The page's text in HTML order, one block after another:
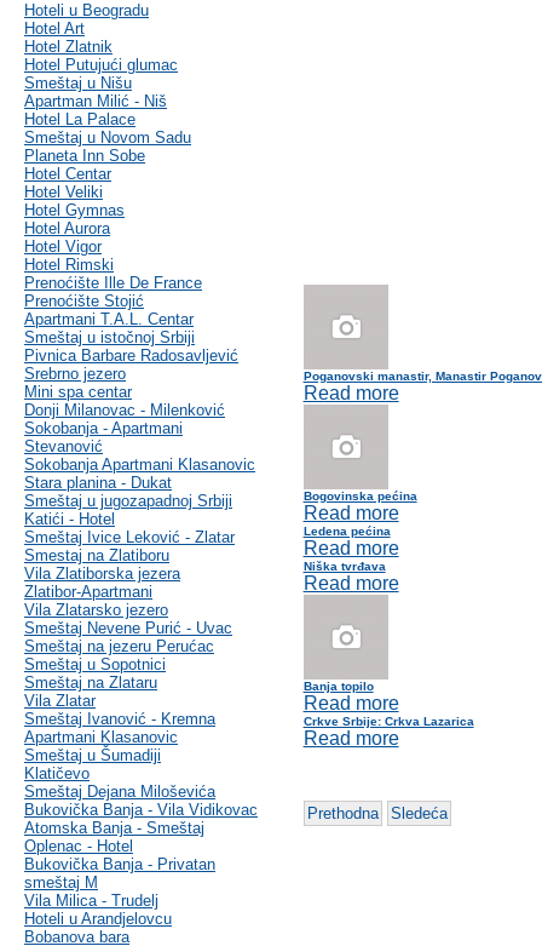
Hoteli u Beogradu
Hotel Art
Hotel Zlatnik
Hotel Putujući glumac
Smeštaj u Nišu
Apartman Milić - Niš
Hotel La Palace
Smeštaj u Novom Sadu
Planeta Inn Sobe
Hotel Centar
Hotel Veliki
Hotel Gymnas
Hotel Aurora
Hotel Vigor
Hotel Rimski
Prenoćište Ille De France
Prenoćište Stojić
Apartmani T.A.L. Centar
Smeštaj u istočnoj Srbiji
Pivnica Barbare Radosavljević
Srebrno jezero
Mini spa centar
Donji Milanovac - Milenković
Sokobanja - Apartmani
Stevanović
Sokobanja Apartmani Klasanovic
Stara planina - Dukat
Smeštaj u jugozapadnoj Srbiji
Katići - Hotel
Smeštaj Ivice Leković - Zlatar
Smestaj na Zlatiboru
Vila Zlatiborska jezera
Zlatibor-Apartmani
Vila Zlatarsko jezero
Smeštaj Nevene Purić - Uvac
Smeštaj na jezeru Perućac
Smeštaj u Sopotnici
Smeštaj na Zlataru
Vila Zlatar
Smeštaj Ivanović - Kremna
Apartmani Klasanovic
Smeštaj u Šumadiji
Klatičevo
Smeštaj Dejana Miloševića
Bukovička Banja - Vila Vidikovac
Atomska Banja - Smeštaj
Oplenac - Hotel
Bukovička Banja - Privatan
smeštaj M
Vila Milica - Trudelj
Hoteli u Arandjelovcu
Bobanova bara
Poganovski manastir, Manastir
Read more
Bogovinska pećina
Read more
Ledena pećina
Read more
Niška tvrđava
Read more
Banja topilo
Read more
Crkve Srbije: Crkva Lazarica
Read more
Prethodna Sledeća